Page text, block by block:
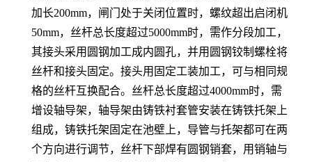
加长200mm，闸门处于关闭位置时，螺纹超出启闭机
50mm，丝杆总长度超过5000mm时，需作分段加工，
其接头采用圆钢加工成内圆孔，并用圆钢铰制螺栓将
丝杆和接头固定。接头用固定工装加工，可与相同规
格的丝杆互换配合。丝杆总长度超过4000mm时，需
增设轴导架，轴导架由铸铁衬套管安装在铸铁托架上
组成，铸铁托架固定在池壁上，导管与托架都可在两
个方向进行调节，丝杆下部焊有圆钢销套，用销轴与